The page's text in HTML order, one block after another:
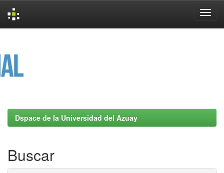
Dspace de la Universidad del Azuay
Buscar